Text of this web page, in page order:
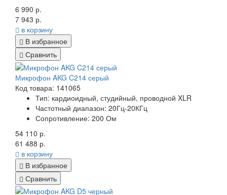
6 990 р.
7 943 р.
в корзину
В избранное
Сравнить
Микрофон AKG C214 серый
Код товара: 141065
Тип: кардиоидный, студийный, проводной XLR
Частотный диапазон: 20Гц-20КГц
Сопротивление: 200 Ом
54 110 р.
61 488 р.
в корзину
В избранное
Сравнить